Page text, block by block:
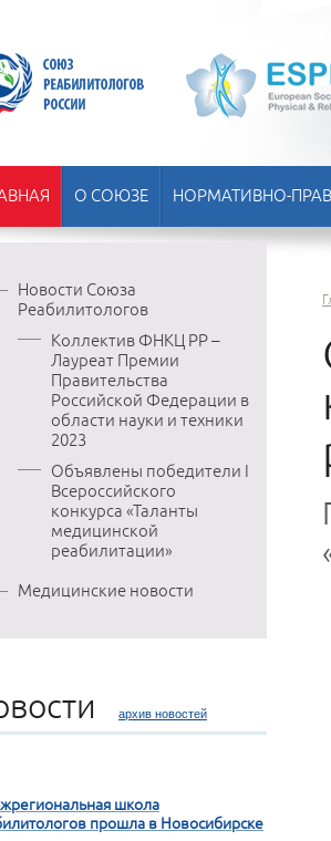
О СОЮЗЕ НОРМАТИВНО-
Новости Союза
Реабилитологов
Коллектив ФНКЦ РР –
Лауреат Премии
Правительства
Российской Федерации в
области науки и техники
2023
Объявлены победители I
Всероссийского
конкурса «Таланты
медицинской
реабилитации»
Медицинские новости
архив новостей
школа
прошла в Новосибирске